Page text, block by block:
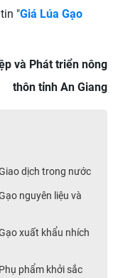
"Giá Lúa Gạo
và Phát triển nông
thôn tỉnh An Giang
dịch trong nước
nguyên liệu và
xuất khẩu nhích
phẩm khởi sắc